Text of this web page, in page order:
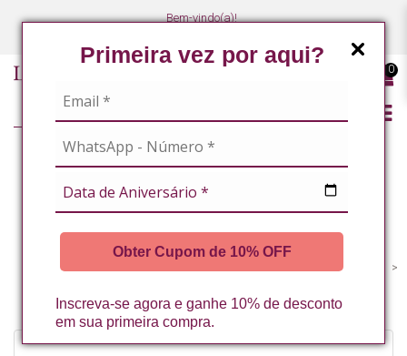
Primeira vez por aqui?
Obter Cupom de 10% OFF
Inscreva-se agora e ganhe 10% de desconto
em sua primeira compra.
Bem-vindo(a)!
0
TECNOLOGIA ASSOCIADA (LASER, ULTRASSOM, RADIOFREQUÊNCIA,
ENTRE OUTROS)
CRISTAIS DE MAGNESIO 1KG LA VERTUAN* (C)